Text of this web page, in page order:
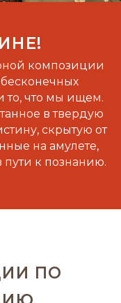
композиции
то, что мы ищем.
в твердую
скрытую от
на амулете,
к познанию.
ПО